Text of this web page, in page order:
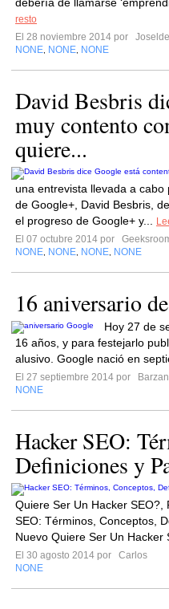
resto
El 28 noviembre 2014 por
NONE NONE NONE
David Besbris
muy contento
quiere...
una entrevista llevada a
de Google+, David Besbris,
el progreso de Google+ y...
El 07 octubre 2014 por
NONE NONE NONE NONE
16 aniversario
Hoy 27 de
16 años, y para festejarlo
alusivo. Google nació en
El 27 septiembre 2014 por
NONE
Hacker SEO:
Definiciones y
Quiere Ser Un Hacker SEO?,
SEO: Términos, Conceptos,
Nuevo Quiere Ser Un Hacker
El 30 agosto 2014 por
Carlos
NONE